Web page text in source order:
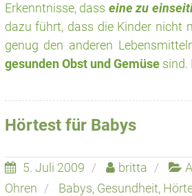
Erkenntnisse, dass eine zu
dazu führt, dass die Kinder nicht
genug den anderen
gesunden Obst und Gemüsesind.
Hörtest für Babys
5. Juli 2009 britta
Ohren
Babys, Gesundheit,